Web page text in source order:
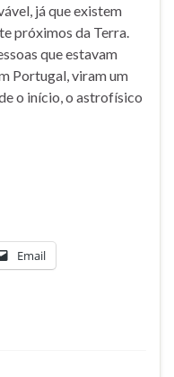
já que existem
próximos da Terra.
que estavam
Portugal, viram um
o início, o astrofísico
Email